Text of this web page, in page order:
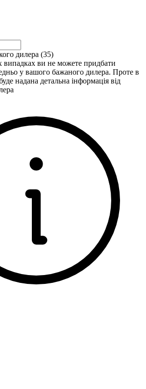
дилера (35)
випадках ви не можете придбати
у вашого бажаного дилера. Проте в
надана детальна інформація від